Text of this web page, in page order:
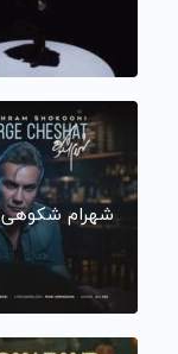
شهرام شکوهی